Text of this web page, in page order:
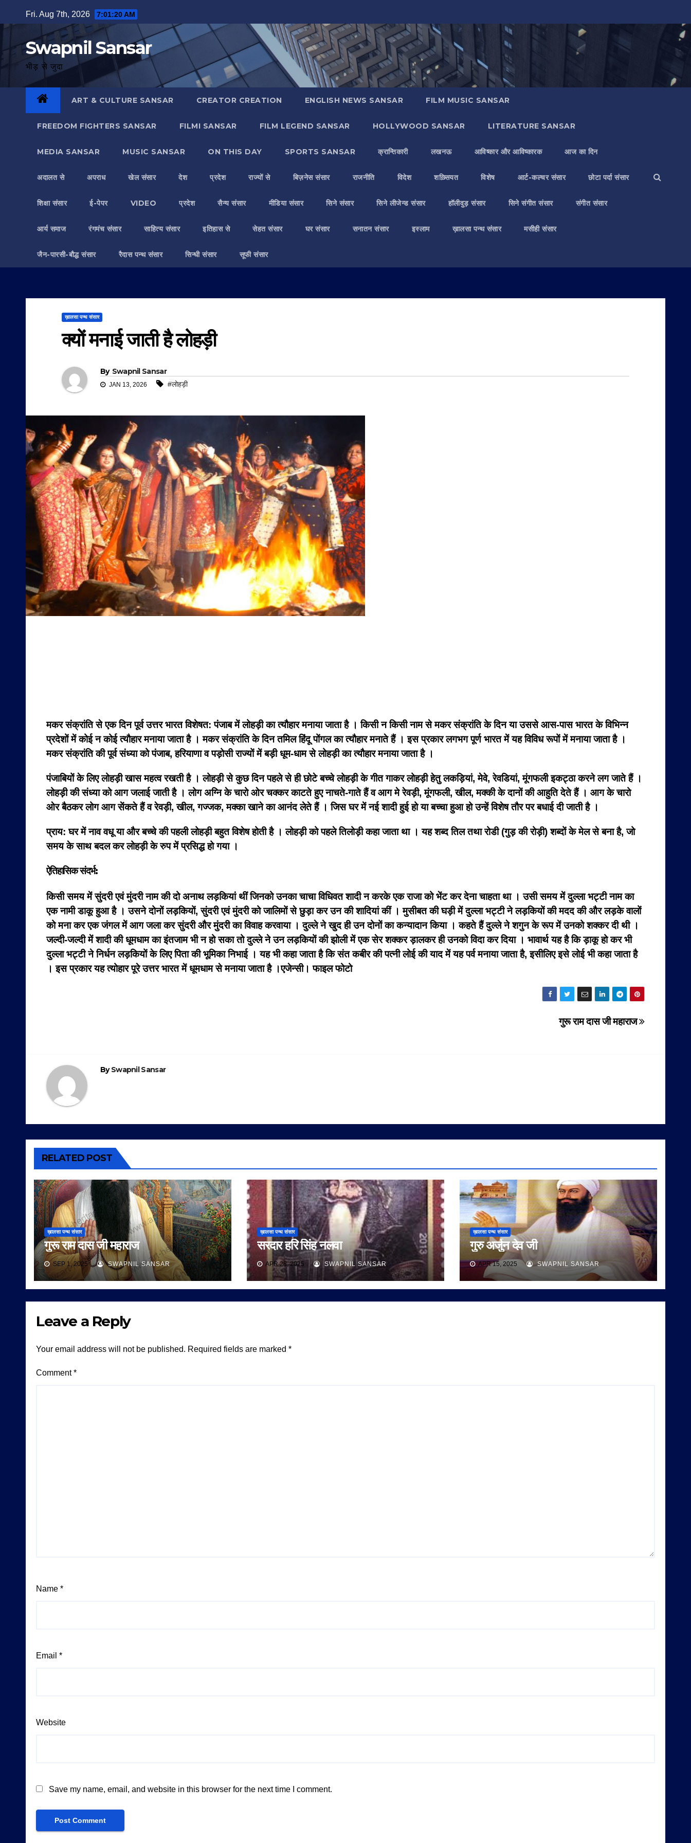
to
Fri. Aug 7th, 2026 7:01:21 AM
Swapnil Sansar
भीड़ से जुदा
ART & CULTURE SANSAR CREATOR CREATION ENGLISH NEWS SANSAR FILM MUSIC SANSAR
FREEDOM FIGHTERS SANSAR FILMI SANSAR FILM LEGEND SANSAR HOLLYWOOD SANSAR LITERATURE SANSAR
MEDIA SANSAR MUSIC SANSAR ON THIS DAY SPORTS SANSAR क्रान्तिकारी लखनऊ आविष्कार और आविष्कारक आज का दिन
अदालत से अपराध खेल संसार देश प्रदेश राज्यों से बिज़नेस संसार राजनीति विदेश शख़्सियत विशेष आर्ट-कल्चर संसार छोटा पर्दा संसार
शिक्षा संसार ई-पेपर VIDEO प्रदेश सैन्य संसार मीडिया संसार सिने संसार सिने लीजेन्ड संसार हॉलीवुड़ संसार सिने संगीत संसार संगीत संसार
आर्य समाज रंगमंच संसार साहित्य संसार इतिहास से सेहत संसार घर संसार सनातन संसार इस्लाम ख़ालसा पन्थ संसार मसीही संसार
जैन-पारसी-बौद्ध संसार रैदास पन्थ संसार सिन्धी संसार सूफी संसार
ख़ालसा पन्थ संसार
क्यों मनाई जाती है लोहड़ी
By Swapnil Sansar
JAN 13, 2026 #लोहड़ी
मकर संक्रांति से एक दिन पूर्व उत्तर भारत विशेषत: पंजाब में लोहड़ी का त्यौहार मनाया जाता है । किसी न किसी नाम से मकर संक्रांति के दिन या उससे आस-पास भारत के विभिन्न
प्रदेशों में कोई न कोई त्यौहार मनाया जाता है ।मकर संक्रांति के दिन तमिल हिंदू पोंगल का त्यौहार मनाते हैं । इस प्रकार लगभग पूर्ण भारत में यह विविध रूपों में मनाया जाता है ।
मकर संक्रांति की पूर्व संध्या को पंजाब, हरियाणा व पड़ोसी राज्यों में बड़ी धूम-धाम से लोहड़ी का त्यौहार मनाया जाता है ।
पंजाबियों के लिए लोहड़ी खास महत्व रखती है । लोहड़ी से कुछ दिन पहले से ही छोटे बच्चे लोहड़ी के गीत गाकर लोहड़ी हेतु लकड़ियां, मेवे, रेवडियां, मूंगफली इकट्ठा करने लग जाते हैं ।
लोहड़ी की संध्या को आग जलाई जाती है ।लोग अग्नि के चारो ओर चक्कर काटते हुए नाचते-गाते हैं व आग मे रेवड़ी, मूंगफली, खील, मक्की के दानों की आहुति देते हैं । आग के चारो
ओर बैठकर लोग आग सेंकते हैं व रेवड़ी, खील, गज्जक, मक्का खाने का आनंद लेते हैं । जिस घर में नई शादी हुई हो या बच्चा हुआ हो उन्हें विशेष तौर पर बधाई दी जाती है ।
प्राय: घर में नाव वधू या और बच्चे की पहली लोहड़ी बहुत विशेष होती है । लोहड़ी को पहले तिलोड़ी कहा जाता था । यह शब्द तिल तथा रोडी (गुड़ की रोड़ी) शब्दों के मेल से बना है, जो
समय के साथ बदल कर लोहड़ी के रुप में प्रसिद्ध हो गया ।
ऐतिहासिक संदर्भ:
किसी समय में सुंदरी एवं मुंदरी नाम की दो अनाथ लड़कियां थीं जिनको उनका चाचा विधिवत शादी न करके एक राजा को भेंट कर देना चाहता था । उसी समय में दुल्ला भट्टी नाम का
एक नामी डाकू हुआ है । उसने दोनों लड़कियों, सुंदरी एवं मुंदरी को जालिमों से छुड़ा कर उन की शादियां कीं । मुसीबत की घड़ी में दुल्ला भट्टी ने लड़कियों की मदद की और लड़के वालों
को मना कर एक जंगल में आग जला कर सुंदरी और मुंदरी का विवाह करवाया । दुल्ले ने खुद ही उन दोनों का कन्यादान किया । कहते हैं दुल्ले ने शगुन के रूप में उनको शक्कर दी थी ।
जल्दी-जल्दी में शादी की धूमधाम का इंतजाम भी न हो सका तो दुल्ले ने उन लड़कियों की झोली में एक सेर शक्कर ड़ालकर ही उनको विदा कर दिया । भावार्थ यह है कि ड़ाकू हो कर भी
दुल्ला भट्टी ने निर्धन लड़कियों के लिए पिता की भूमिका निभाई ।यह भी कहा जाता है कि संत कबीर की पत्नी लोई की याद में यह पर्व मनाया जाता है, इसीलिए इसे लोई भी कहा जाता है
। इस प्रकार यह त्योहार पूरे उत्तर भारत में धूमधाम से मनाया जाता है ।एजेन्सी।फाइल फोटो
गुरू राम दास जी महाराज
BySwapnil Sansar
RELATED POST
ख़ालसा पन्थ संसार
गुरू राम दास जी महाराज
SEP 1, 2025 SWAPNIL SANSAR
ख़ालसा पन्थ संसार
सरदार हरि सिंह नलवा
APR 28, 2025 SWAPNIL SANSAR
ख़ालसा पन्थ संसार
गुरु अर्जुन देव जी
APR 15, 2025 SWAPNIL SANSAR
Leave a Reply
Your email address will not be published. Required fields are marked *
Comment*
Name *
Email *
Website
Save my name, email, and website in this browser for the next time I comment.